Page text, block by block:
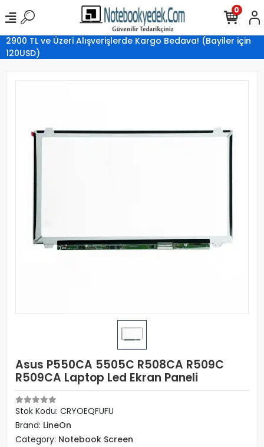
2900 TL ve Üzeri Alışverişlerde Kargo Bedava! (Bayiler için
120USD)
0
Asus P550CA 5505C R508CA R509C
R509CA Laptop Led Ekran Paneli
Stok Kodu: CRYOEQFUFU
Brand: LineOn
Category: Notebook Screen